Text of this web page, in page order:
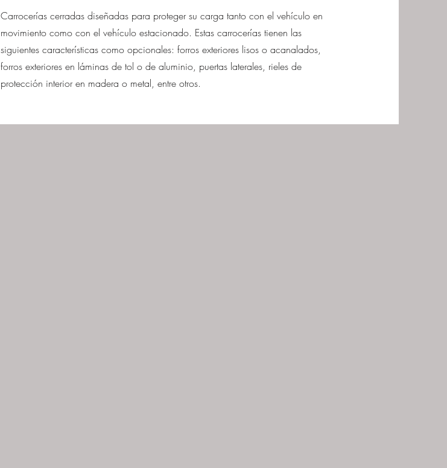
Carrocerías cerradas diseñadas para proteger su carga tanto con el vehículo en
movimiento como con el vehículo estacionado. Estas carrocerías tienen las
siguientes características como opcionales: forros exteriores lisos o acanalados,
forros exteriores en láminas de tol o de aluminio, puertas laterales, rieles de
protección interior en madera o metal, entre otros.